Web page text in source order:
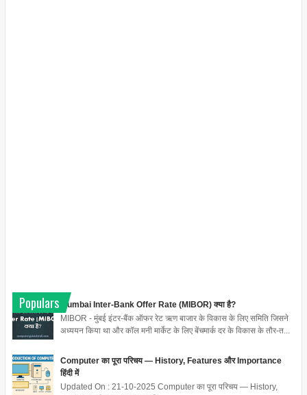
Populars
Mumbai Inter-Bank Offer Rate (MIBOR) क्या है?
MIBOR - मुंबई इंटर-बैंक ऑफर रेट ऋण बाजार के विकास के लिए समिति जिसने
अध्ययन किया था और कॉल मनी मार्केट के लिए बेंचमार्क दर के विकास के तौर-त...
Computer का पूरा परिचय — History, Features और Importance
हिंदी में
Updated On : 21-10-2025 Computer का पूरा परिचय — History,